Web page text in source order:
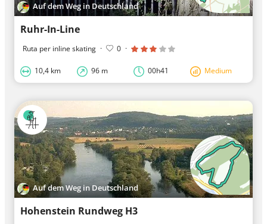
Auf dem Weg in Deutschland
Ruhr-In-Line
Ruta per inline skating · 0 ·
10,4 km 96 m 00h41 Medium
Auf dem Weg in Deutschland
Hohenstein Rundweg H3